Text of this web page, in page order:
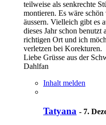
teilweise als senkrechte
montieren. Es wäre
äussern. Vielleich gibt es
dieses Jahr schon benutzt
richtigen Ort und ich
verletzen bei Korekturen.
Liebe Grüsse aus der
Dahlfan
Inhalt melden
Tatyana - 7.